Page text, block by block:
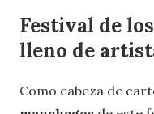
Festival de
lleno de
Como cabeza de